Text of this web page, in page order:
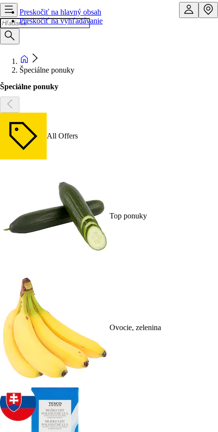
Preskočiť na hlavný obsah
Preskočiť na vyhľadávanie
Špeciálne ponuky
Špeciálne ponuky
All Offers
Top ponuky
Ovocie, zelenina